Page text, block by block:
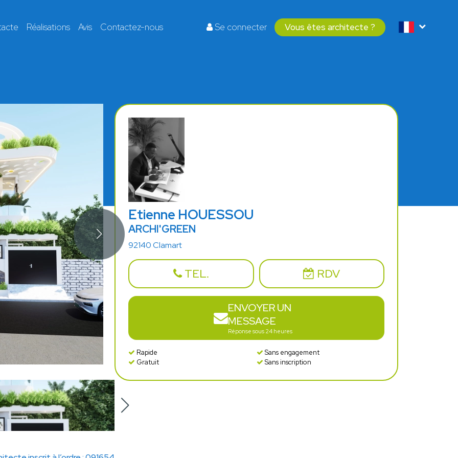
Réalisations Avis Contactez-nous Se connecter Vous êtes architecte ?
Etienne HOUESSOU
ARCHI'GREEN
92140 Clamart
TEL. RDV
ENVOYER UN
MESSAGE
Réponse sous 24 heures
Rapide
Sans engagement
Gratuit
Sans inscription